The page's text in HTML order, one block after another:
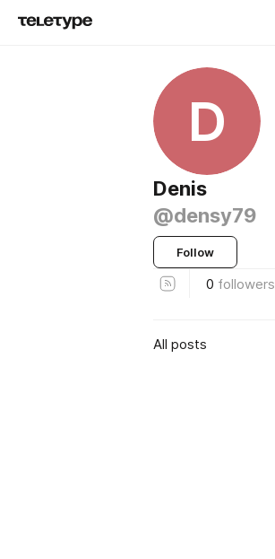
D
Denis
@densy79
Follow
0 followers
All posts